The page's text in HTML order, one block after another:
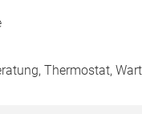
Thermostat,